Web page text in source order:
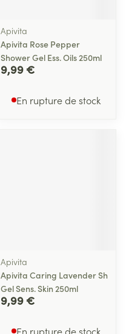
Apivita
Apivita Rose Pepper
Shower Gel Ess. Oils 250ml
9,99 €
En rupture de stock
Apivita
Apivita Caring Lavender Sh
Gel Sens. Skin 250ml
9,99 €
En rupture de stock